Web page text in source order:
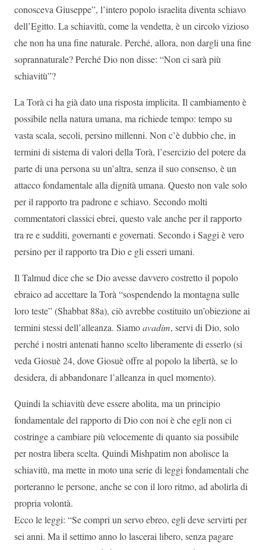
conosceva Giuseppe”, l’intero popolo israelita diventa schiavo
dell’Egitto. La schiavitù, come la vendetta, è un circolo vizioso
che non ha una fine naturale. Perché, allora, non dargli una fine
soprannaturale? Perché Dio non disse: “Non ci sarà più
schiavitù”?
La Torà ci ha già dato una risposta implicita. Il cambiamento è
possibile nella natura umana, ma richiede tempo: tempo su
vasta scala, secoli, persino millenni. Non c’è dubbio che, in
termini di sistema di valori della Torà, l’esercizio del potere da
parte di una persona su un’altra, senza il suo consenso, è un
attacco fondamentale alla dignità umana. Questo non vale solo
per il rapporto tra padrone e schiavo. Secondo molti
commentatori classici ebrei, questo vale anche per il rapporto
tra re e sudditi, governanti e governati. Secondo i Saggi è vero
persino per il rapporto tra Dio e gli esseri umani.
Il Talmud dice che se Dio avesse davvero costretto il popolo
ebraico ad accettare la Torà “sospendendo la montagna sulle
loro teste” (Shabbat 88a), ciò avrebbe costituito un’obiezione ai
termini stessi dell’alleanza. Siamoavadim, servi di Dio, solo
perché i nostri antenati hanno scelto liberamente di esserlo (si
veda Giosuè 24, dove Giosuè offre al popolo la libertà, se lo
desidera, di abbandonare l’alleanza in quel momento).
Quindi la schiavitù deve essere abolita, ma un principio
fondamentale del rapporto di Dio con noi è che egli non ci
costringe a cambiare più velocemente di quanto sia possibile
per nostra libera scelta. Quindi Mishpatim non abolisce la
schiavitù, ma mette in moto una serie di leggi fondamentali che
porteranno le persone, anche se con il loro ritmo, ad abolirla di
propria volontà.
Ecco le leggi: “Se compri un servo ebreo, egli deve servirti per
sei anni. Ma il settimo anno lo lascerai libero, senza pagare